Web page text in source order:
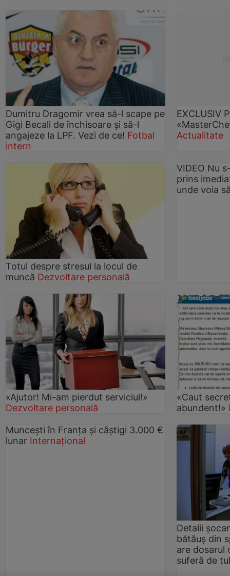
Dumitru Dragomir vrea să-l scape pe
Gigi Becali de închisoare şi să-l
angajeze la LPF. Vezi de ce! Fotbal
intern
EXCLUSIV
Actualitate
Totul despre stresul la locul de
muncă Dezvoltare personală
VIDEO Nu
prins
unde voia
«Ajutor! Mi-am pierdut serviciul!»
Dezvoltare personală
«Caut
abundent!»
Munceşti în Franţa şi câştigi 3.000 €
lunar Internațional
Detalii
bătăuș din
are dosarul
suferă de